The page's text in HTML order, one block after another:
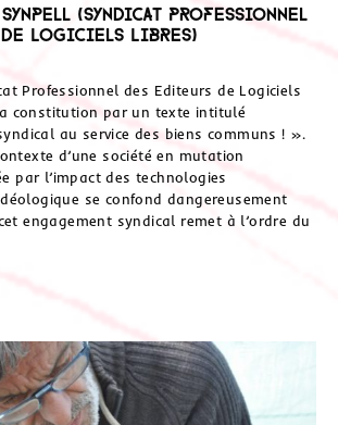
Synpell (Syndicat Professionnel
Logiciels Libres)
Professionnel des Editeurs de Logiciels
constitution par un texte intitulé
au service des biens communs ! ».
d’une société en mutation
par l’impact des technologies
se confond dangereusement
engagement syndical remet à l’ordre du